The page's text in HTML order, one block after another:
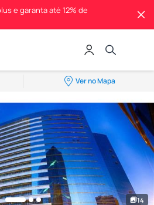
e garanta até 12% de
Ver no Mapa
14